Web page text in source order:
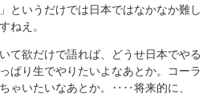
というだけでは日本ではなかなか難し
ねえ。
て欲だけで語れば、どうせ日本でやる
ぱり生でやりたいよなあとか。コーラ
ゃいたいなあとか。‥‥将来的に、